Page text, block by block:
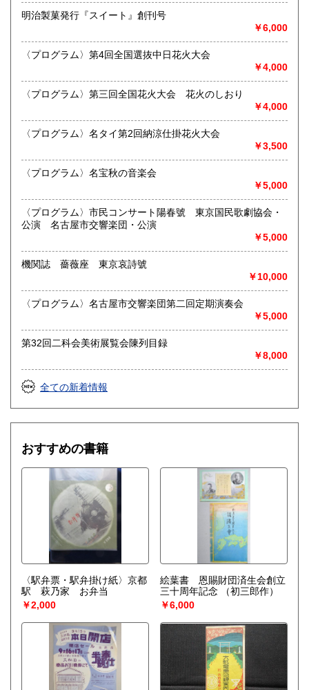
沖縄県 300円
書籍の買取について
買取 買取専用フリーダイヤル 0120-006-229 (担当・
井上)
す。
御整理・御売却はお気軽に当店にご相談ください。
お電話、メール等でご連絡次第、即日に参上いたします。古
書買い取り、古本買い取り、大量大歓迎です。
特に古いもの全般(和本、古文書、紙物チラシ、郷土資料、地
図、宗教、芸能、美術、文学、雑誌等)に力を入れておりま
す。
又書画骨董品も別部門で取り扱いしておりますので引越し増
愛知県・岐阜県を中心に近県の方、日時打ち合わせの後、ご
訪問し、見積もり・買入をさせていただきます。
まずはお気軽にご連絡ください。
お品物を送料着払いでお送りいただければ、即日に評価しご
連絡ご送金いたします。
愛知県江南市前飛保町栄284 扶桑文庫 担当井
上
取り扱い分野
総記、哲学宗教、歴史、社会科学、自然科学、美術工芸、国
語国文、外国文学、古典籍、近代文献、趣味、外国書、サブ
カルチャー、古書一般（その他）
古文書・和本・刷り物・絵葉書・近代文献資料・エフェメラ
明治製菓発行『スイート』創刊号
￥6,000
〈プログラム〉第4回全国選抜中日花火大会
￥4,000
〈プログラム〉第三回全国花火大会 花火のしおり
￥4,000
〈プログラム〉名タイ第2回納涼仕掛花火大会
￥3,500
〈プログラム〉名宝秋の音楽会
￥5,000
〈プログラム〉市民コンサート陽春號 東京国民歌劇協会・
公演 名古屋市交響楽団・公演
￥5,000
機関誌 薔薇座 東京哀詩號
￥10,000
〈プログラム〉名古屋市交響楽団第二回定期演奏会
￥5,000
第32回二科会美術展覧会陳列目録
￥8,000
全ての新着情報
おすすめの書籍
〈駅弁票・駅弁掛け紙〉京都
駅 萩乃家 お弁当
￥2,000
絵葉書 恩賜財団済生会創立
三十周年記念
（初三郎作）
￥6,000